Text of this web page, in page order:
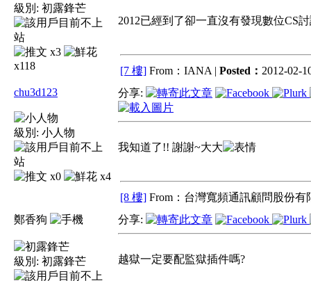
級別: 初露鋒芒
x3
x118
2012已經到了卻一直沒有發現數位CS
[7 樓] From：IANA | Posted： 2012-02-
chu3d123
級別: 小人物
x0 x4
分享:
我知道了!! 謝謝~大大
[8 樓] From：台灣寬頻通訊顧問股份有
鄭香狗
級別: 初露鋒芒
分享:
越獄一定要配監獄插件嗎?